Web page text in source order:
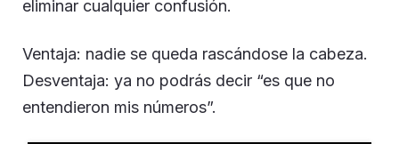
eliminar cualquier confusión.
Ventaja: nadie se queda rascándose la cabeza.
Desventaja: ya no podrás decir “es que no
entendieron mis números”.